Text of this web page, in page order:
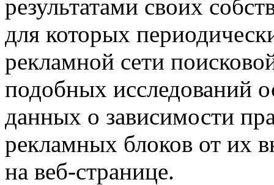
результатами своих
для которых
рекламной сети
подобных исследований
данных о зависимости
рекламных блоков от их
на веб-странице.